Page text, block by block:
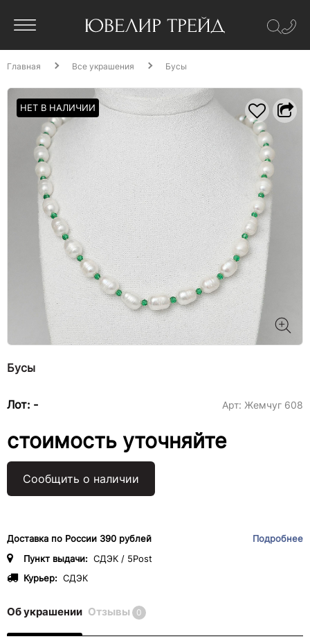
Главная Все украшения Бусы
НЕТ В НАЛИЧИИ
Бусы
Лот: - Арт: Жемчуг 608
стоимость уточняйте
Сообщить о наличии
Доставка по России 390 рублей
Подробнее
Пункт выдачи: СДЭК / 5Post
Курьер: СДЭК
Об украшении Отзывы 0